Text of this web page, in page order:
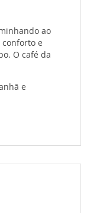
ao
e
O café da
e